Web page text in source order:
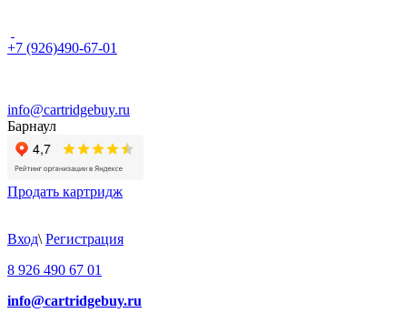
+7 (926)490-67-01
info@cartridgebuy.ru
Барнаул
Продать картридж
Вход\ Регистрация
8 926 490 67 01
info@cartridgebuy.ru